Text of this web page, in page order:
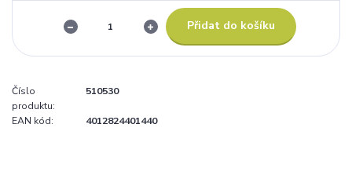
Přidat do košíku
Číslo
produktu:
510530
EAN kód: 4012824401440